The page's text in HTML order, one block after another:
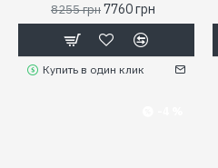
8255 грн7760 грн
Купить в один клик